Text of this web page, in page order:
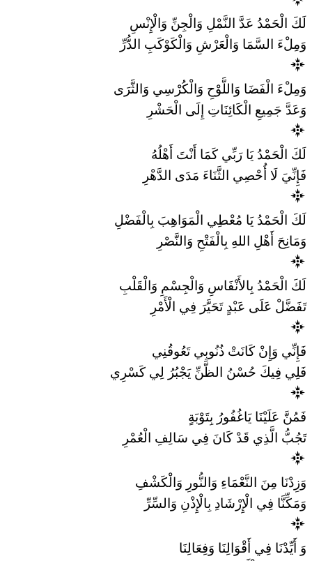
لَكَ الْحَمْدُ عَدَّ النَّمْلِ وَالْجِنِّ وَالْإِنْسِ
وَمِلْءَ السَّمَا وَالْعَرْشِ وَالْكَوْكَبِ الدُّرِّ
وَمِلْءَ الْفَضَا وَاللَّوْحِ وَالْكُرْسِي وَالثَّرَى
وَعَدَّ جَمِيعِ الْكَائِنَاتِ إِلَى الْحَشْرِ
لَكَ الْحَمْدُ يَا رَبِّي كَمَا أَنْتَ أَهْلُهُ
فَإِنِّيَ لَا أُحْصِي الثَّنَاءَ مَدَى الدَّهْرِ
لَكَ الْحَمْدُ يَا مُعْطِي الْمَوَاهِبَ بِالْفَضْلِ
وَمَانِحَ أَهْلِ اللهِ بِالْفَتْحِ وَالنَّصْرِ
لَكَ الْحَمْدُ بِالأَنْفَاسِ وَالْجِسْمِ وَالْقَلْبِ
تَفَضَّلْ عَلَى عَبْدٍ تَحَيَّرَ فِي الْأَمْرِ
فَإِنِّي وَإِنْ كَانَتْ ذُنُوبِي تَعُوقُنِي
فَلِي فِيكَ حُسْنُ الظَّنِّ يَجْبُرُ لِي كَسْرِي
فَمُنَّ عَلَيْنَا يَاغُفُورُ بِتَوْبَةٍ
تَجُبُّ الَّذِي قَدْ كَانَ فِي سَالِفِ الْعُمْرِ
وَزِدْنَا مِنَ النَّعْمَاءِ وَالنُّورِ وَالْكَشْفِ
وَمَكِّنَّا فِي الْإِرْشَادِ بِالْإِذْنِ وَالسِّرِّ
وَ أَيِّدْنَا فِي أَقْوَالِنَا وَفِعَالِنَا